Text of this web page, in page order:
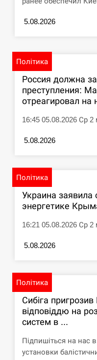
СЕРПЕНЬ
СЕРПЕНЬ
11:40
У зоопарку Токіо
левиці
5.08.2026
Політика
Россия должна
преступления:
отреагировал на
16:45 05.08.2026 Ср
5.08.2026
Політика
Украина заявила
энергетике
16:21 05.08.2026 Ср
5.08.2026
Політика
Сибіга
відповіддю на
систем в ...
Підпишіться на нас
установки